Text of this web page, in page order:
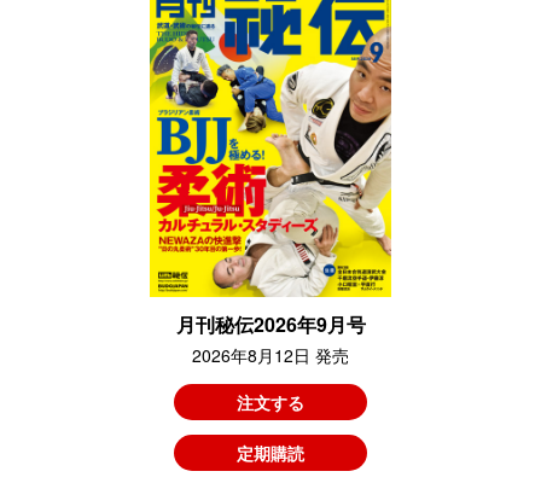
月刊秘伝2026年9月号
2026年8月12日 発売
注文する
定期購読